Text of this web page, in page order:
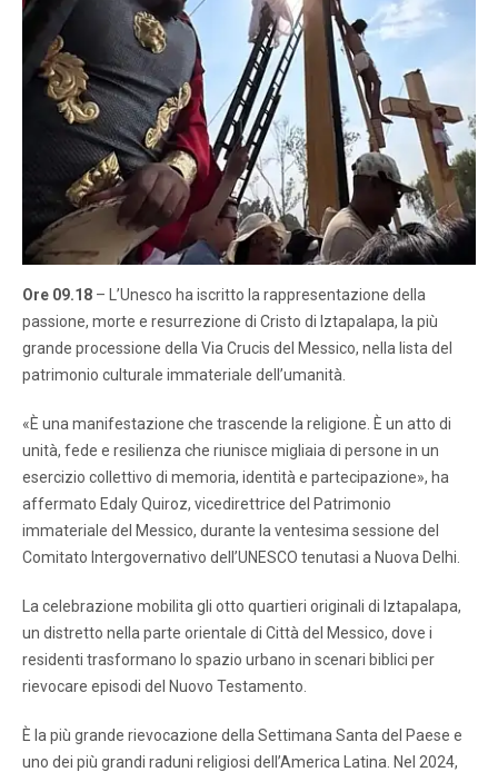
Ore 09.18 – L’Unesco ha iscritto la rappresentazione della
passione, morte e resurrezione di Cristo di Iztapalapa, la più
grande processione della Via Crucis del Messico, nella lista del
patrimonio culturale immateriale dell’umanità.
«È una manifestazione che trascende la religione. È un atto di
unità, fede e resilienza che riunisce migliaia di persone in un
esercizio collettivo di memoria, identità e partecipazione», ha
affermato Edaly Quiroz, vicedirettrice del Patrimonio
immateriale del Messico, durante la ventesima sessione del
Comitato Intergovernativo dell’UNESCO tenutasi a Nuova Delhi.
La celebrazione mobilita gli otto quartieri originali di Iztapalapa,
un distretto nella parte orientale di Città del Messico, dove i
residenti trasformano lo spazio urbano in scenari biblici per
rievocare episodi del Nuovo Testamento.
È la più grande rievocazione della Settimana Santa del Paese e
uno dei più grandi raduni religiosi dell’America Latina. Nel 2024,